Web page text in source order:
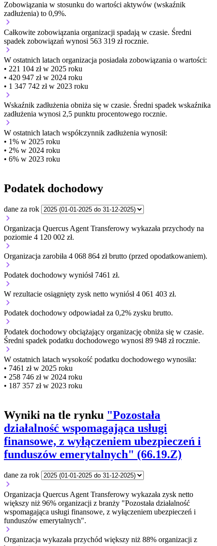
Zobowiązania w stosunku do wartości aktywów (wskaźnik
zadłużenia) to 0,9%.
Całkowite zobowiązania organizacji spadają w czasie. Średni
spadek zobowiązań wynosi 563 319 zł rocznie.
W ostatnich latach organizacja posiadała zobowiązania o wartości:
• 221 104 zł w 2025 roku
• 420 947 zł w 2024 roku
• 1 347 742 zł w 2023 roku
Wskaźnik zadłużenia obniża się w czasie. Średni spadek wskaźnika
zadłużenia wynosi 2,5 punktu procentowego rocznie.
W ostatnich latach współczynnik zadłużenia wynosił:
• 1% w 2025 roku
• 2% w 2024 roku
• 6% w 2023 roku
Podatek dochodowy
dane za rok
Organizacja Quercus Agent Transferowy wykazała przychody na
poziomie 4 120 002 zł.
Organizacja zarobiła 4 068 864 zł brutto (przed opodatkowaniem).
Podatek dochodowy wyniósł 7461 zł.
W rezultacie osiągnięty zysk netto wyniósł 4 061 403 zł.
Podatek dochodowy odpowiadał za 0,2% zysku brutto.
Podatek dochodowy obciążający organizację obniża się w czasie.
Średni spadek podatku dochodowego wynosi 89 948 zł rocznie.
W ostatnich latach wysokość podatku dochodowego wynosiła:
• 7461 zł w 2025 roku
• 258 746 zł w 2024 roku
• 187 357 zł w 2023 roku
Wyniki na tle rynku "Pozostała
działalność wspomagająca usługi
finansowe, z wyłączeniem ubezpieczeń i
funduszów emerytalnych" (66.19.Z)
dane za rok
Organizacja Quercus Agent Transferowy wykazała zysk netto
większy niż 96% organizacji z branży "Pozostała działalność
wspomagająca usługi finansowe, z wyłączeniem ubezpieczeń i
funduszów emerytalnych".
Organizacja wykazała przychód większy niż 88% organizacji z